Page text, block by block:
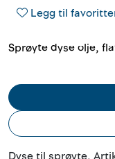
Legg til
Sprøyte dyse olje,
Outlet
Kontakt